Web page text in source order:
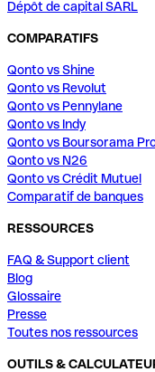
Dépôt de capital SARL
COMPARATIFS
Qonto vs Shine
Qonto vs Revolut
Qonto vs Pennylane
Qonto vs Indy
Qonto vs Boursorama
Qonto vs N26
Qonto vs Crédit Mutuel
Comparatif de banques
RESSOURCES
FAQ & Support client
Blog
Glossaire
Presse
Toutes nos ressources
OUTILS &